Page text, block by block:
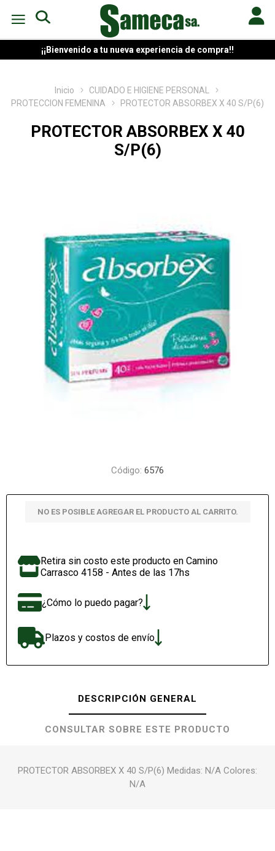
¡¡Bienvenido a tu nueva experiencia de compra!!
Inicio
CUIDADO E HIGIENE PERSONAL
PROTECCION FEMENINA
PROTECTOR ABSORBEX X 40 S/P(6)
PROTECTOR ABSORBEX X 40
S/P(6)
Código: 6576
NO ES POSIBLE AGREGAR EL PRODUCTO AL CARRITO.
Retira sin costo este producto en Camino
Carrasco 4158 - Antes de las 17hs
¿Cómo lo puedo pagar?
Plazos y costos de envío
DESCRIPCIÓN GENERAL
CONSULTAR SOBRE ESTE PRODUCTO
PROTECTOR ABSORBEX X 40 S/P(6) Medidas: N/A Colores:
N/A